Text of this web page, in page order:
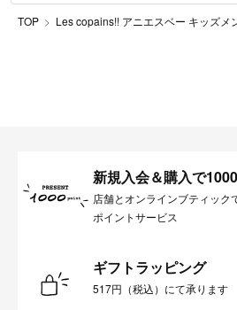
TOP Les copains!! アニエスベー キッズメ
新規入会＆購入で
店舗とオンラインブティック
ポイントサービス
ギフトラッピング
517円（税込）にて承ります